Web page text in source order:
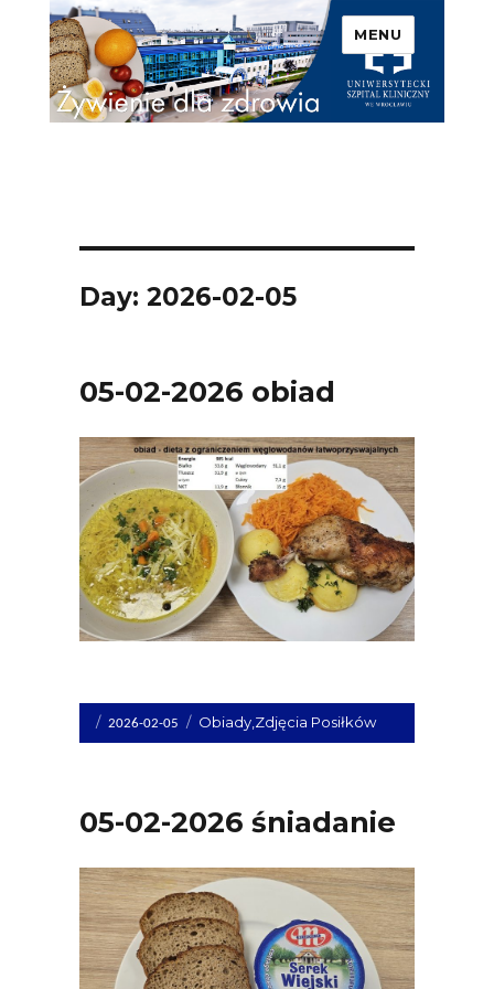
Uniwersytecki Szpital
Kliniczny we Wrocławiu –
Żywienie dla zdrowia
MENU
Day: 2026-02-05
05-02-2026 obiad
Opublikowano
dnia
2026-02-05 Kategorie
Obiady, Zdjęcia Posiłków
05-02-2026 śniadanie